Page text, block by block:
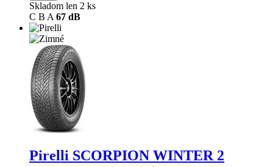
Skladom len 2 ks
C B A 67 dB
Pirelli SCORPION WINTER 2